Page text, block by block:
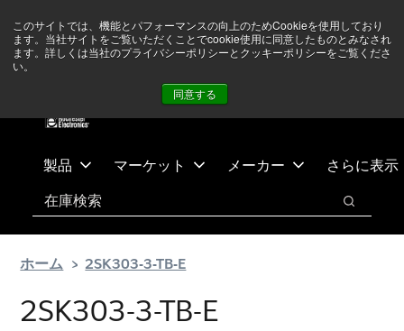
このサイトでは、機能とパフォーマンスの向上のためCookieを使用しており
ます。当社サイトをご覧いただくことでcookie使用に同意したものとみなされ
ます。詳しくは当社のプライバシーポリシーとクッキーポリシーをご覧くださ
い。
同意する
テ
ス
ありません 詳しい情報はこちら➜
製品 マーケット メーカー さらに表示
検索
検索
ホーム 2SK303-3-TB-E
2SK303-3-TB-E